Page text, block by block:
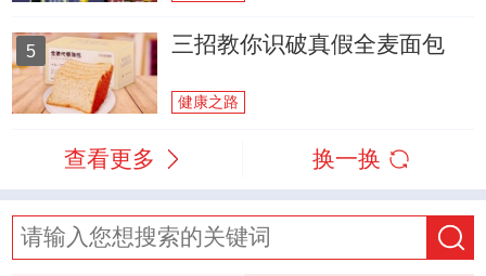
5 三招教你识破真假全麦面包
健康之路
查看更多 换一换